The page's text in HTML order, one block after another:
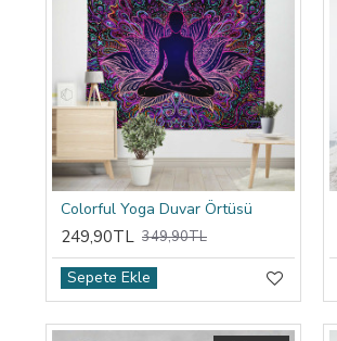
Colorful Yoga Duvar Örtüsü
249,90TL 349,90TL
Sepete Ekle